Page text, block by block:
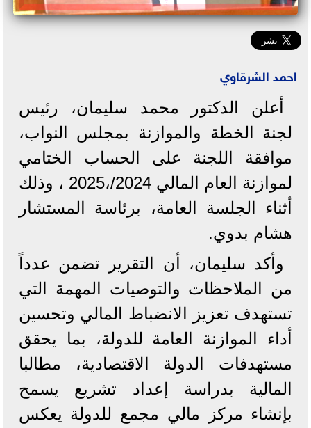
احمد الشرقاوي
أعلن الدكتور محمد سليمان، رئيس
لجنة الخطة والموازنة بمجلس النواب،
موافقة اللجنة على الحساب الختامي
لموازنة العام المالي 2024/،2025 ، وذلك
أثناء الجلسة العامة، برئاسة المستشار
هشام بدوي.
وأكد سليمان، أن التقرير تضمن عدداً
من الملاحظات والتوصيات المهمة التي
تستهدف تعزيز الانضباط المالي وتحسين
أداء الموازنة العامة للدولة، بما يحقق
مستهدفات الدولة الاقتصادية، مطالبا
المالية بدراسة إعداد تشريع يسمح
بإنشاء مركز مالي مجمع للدولة يعكس